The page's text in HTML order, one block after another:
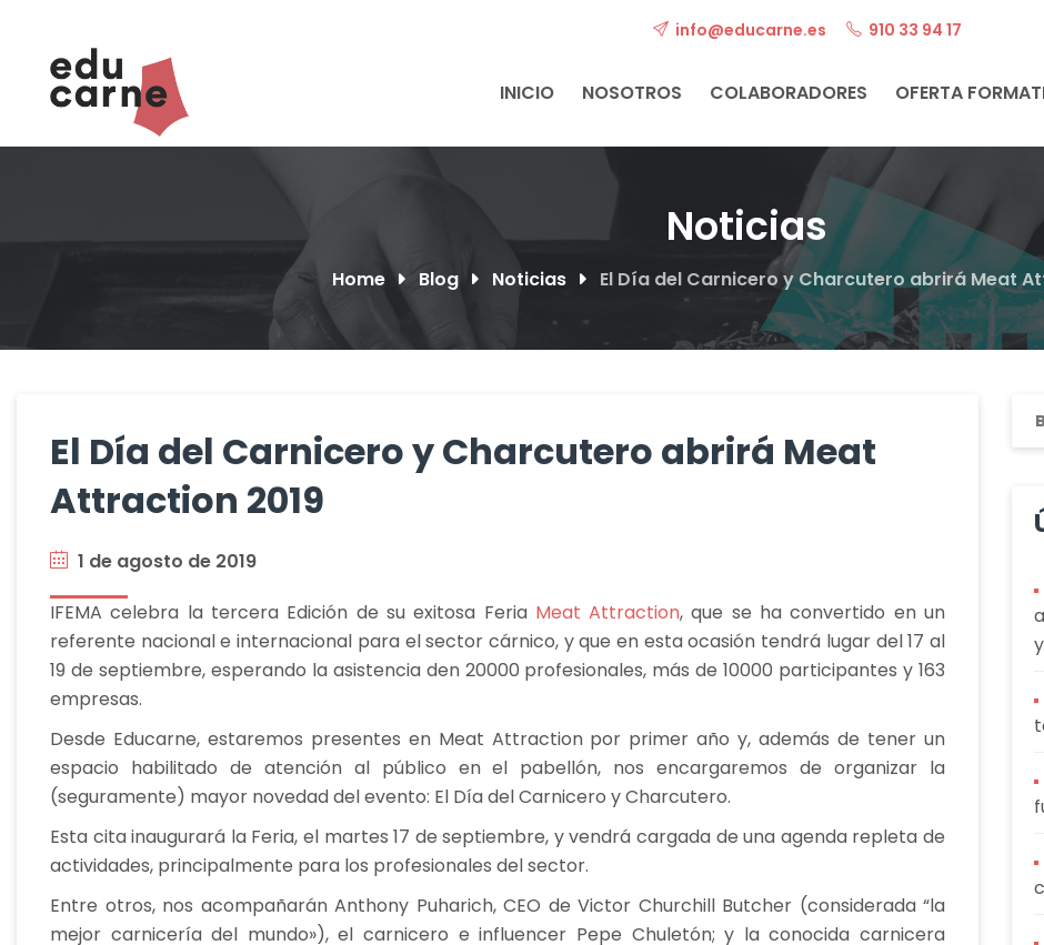
content
info@educarne.es 910 33 94 17
INICIO NOSOTROS COLABORADORES OFERTA
Noticias
Home Blog Noticias El Día del Carnicero y Charcutero abrirá Meat
El Día del Carnicero y Charcutero abrirá Meat
Attraction 2019
1 de agosto de 2019
IFEMA celebra la tercera Edición de su exitosa FeriaMeat Attraction, que se ha convertido en un
referente nacional e internacional para el sector cárnico, y que en esta ocasión tendrá lugar del 17 al
19 de septiembre, esperando la asistencia den 20000 profesionales, más de 10000 participantes y 163
empresas.
Desde Educarne, estaremos presentes en Meat Attraction por primer año y, además de tener un
espacio habilitado de atención al público en el pabellón, nos encargaremos de organizar la
(seguramente) mayor novedad del evento: El Día del Carnicero y Charcutero.
Esta cita inaugurará la Feria, el martes 17 de septiembre, y vendrá cargada de una agenda repleta de
actividades, principalmente para los profesionales del sector.
Entre otros, nos acompañarán Anthony Puharich, CEO de Victor Churchill Butcher (considerada “la
mejor carnicería del mundo»), el carnicero e influencer Pepe Chuletón; y la conocida carnicera